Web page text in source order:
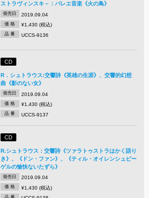
ストラヴィンスキ－：バレエ音楽《火の鳥》
発売日 2019.09.04
価 格 ¥1,430 (税込)
品 番 UCCS-9136
CD
R．シュトラウス:交響詩《英雄の生涯》、交響的幻想
曲《影のない女》
発売日 2019.09.04
価 格 ¥1,430 (税込)
品 番 UCCS-9137
CD
R.シュトラウス：交響詩《ツァラトゥストラはかく語り
き》、《ドン・ファン》、《ティル・オイレンシュピー
ゲルの愉快ないたずら》
発売日 2019.09.04
価 格 ¥1,430 (税込)
品 番